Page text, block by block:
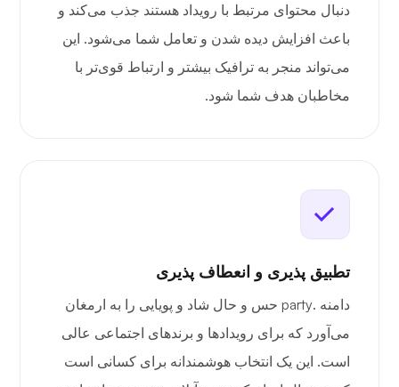
دنبال محتوای مرتبط با رویداد هستند جذب می‌کند و
باعث افزایش دیده شدن و تعامل شما می‌شود. این
می‌تواند منجر به ترافیک بیشتر و ارتباط قوی‌تر با
مخاطبان هدف شما شود.
تطبیق پذیری و انعطاف پذیری
دامنه .party حس و حال شاد و پویایی را به ارمغان
می‌آورد که برای رویدادها و برندهای اجتماعی عالی
است. این یک انتخاب هوشمندانه برای کسانی است